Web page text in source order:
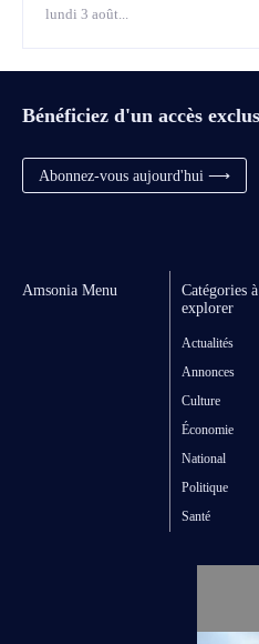
lundi 3 août...
Bénéficiez d'un accès
Abonnez-vous aujourd'hui ⟶
Amsonia Menu
Catégories à
explorer
Actualités
Annonces
Culture
Économie
National
Politique
Santé